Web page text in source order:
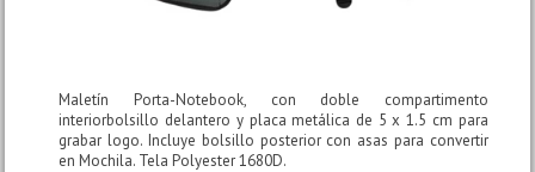
Maletín Porta-Notebook, con doble compartimento
interiorbolsillo delantero y placa metálica de 5 x 1.5 cm para
grabar logo. Incluye bolsillo posterior con asas para convertir
en Mochila. Tela Polyester 1680D.